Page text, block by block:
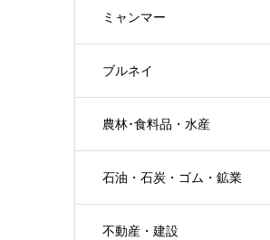
ミャンマー
ブルネイ
農林･食料品・水産
石油・石炭・ゴム・鉱業
不動産・建設